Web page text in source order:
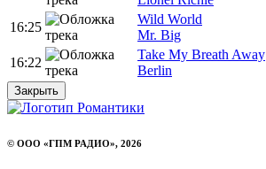
16:25
Wild World
Mr. Big
16:22
Take My Breath Away
Berlin
Закрыть
© ООО «ГПМ РАДИО», 2026